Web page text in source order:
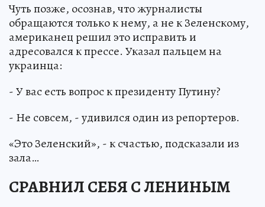
Чуть позже, осознав, что журналисты
обращаются только к нему, а не к Зеленскому,
американец решил это исправить и
адресовался к прессе. Указал пальцем на
украинца:
- У вас есть вопрос к президенту Путину?
- Не совсем, - удивился один из репортеров.
«Это Зеленский», - к счастью, подсказали из
зала…
СРАВНИЛ СЕБЯ С ЛЕНИНЫМ